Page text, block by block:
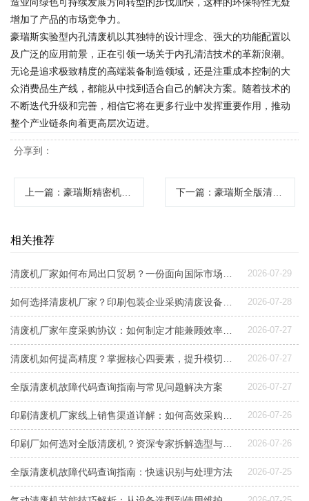
增加了产品的市场竞争力。
豪瑞斯实验型内孔清废机以其独特的设计理念、强大的功能配置以
及广泛的应用前景，正在引领一场关于内孔清洁技术的革新浪潮。
无论是追求极致精度的高端装备制造领域，还是注重成本控制的大
众消费品生产线，都能从中找到适合自己的解决方案。随着技术的
不断迭代升级和完善，相信它将在更多行业中发挥重要作用，推动
整个产业链条向着更高层次迈进。
分享到：
上一篇 ：豪瑞斯精密机械赋能智慧零售：自动取品机革新无人售货体验 下一篇 ：豪瑞斯全版清废机：高效精准的印后处理解决方案
相关推荐
2026-07-29
2026-07-28
2026-07-27
2026-07-27
全版清废机故障代码查询指南与常见问题解决方案 2026-07-27
2026-07-26
2026-07-26
全版清废机故障代码查询指南：快速识别与处理方法 2026-07-25